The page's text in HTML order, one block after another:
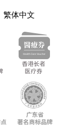
繁体中文